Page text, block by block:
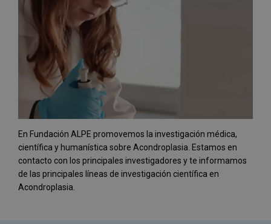
En Fundación ALPE promovemos la investigación médica,
científica y humanística sobre Acondroplasia. Estamos en
contacto con los principales investigadores y te informamos
de las principales líneas de investigación científica en
Acondroplasia.